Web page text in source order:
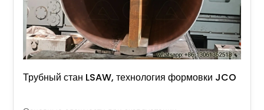
Трубный стан LSAW, технология формовки JCO